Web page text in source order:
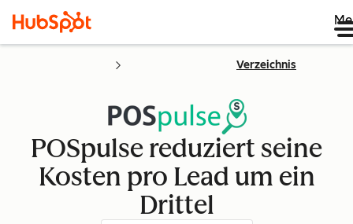
Verzeichnis
POSpulse reduziert seine
Kosten pro Lead um ein
Drittel